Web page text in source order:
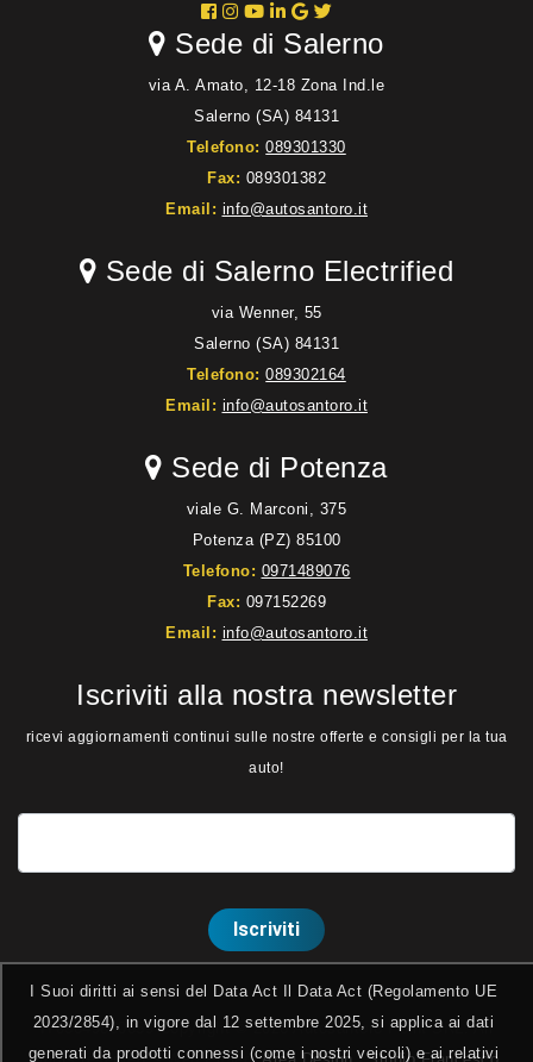
Sede di Salerno
via A. Amato, 12-18 Zona Ind.le
Salerno (SA) 84131
Telefono:089301330
Fax: 089301382
Email: info@autosantoro.it
Sede di Salerno Electrified
via Wenner, 55
Salerno (SA) 84131
Telefono:089302164
Email: info@autosantoro.it
Sede di Potenza
viale G. Marconi, 375
Potenza (PZ) 85100
Telefono: 0971489076
Fax: 097152269
Email: info@autosantoro.it
Iscriviti alla nostra newsletter
ricevi aggiornamenti continui sulle nostre offerte e consigli per la tua
auto!
IT03649880659 Copyright © 2026 Autosantoro Point SRL. All
I Suoi diritti ai sensi del Data Act Il Data Act (Regolamento UE
2023/2854), in vigore dal 12 settembre 2025, si applica ai dati
generati da prodotti connessi (come i nostri veicoli) e ai relativi